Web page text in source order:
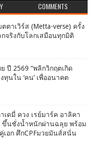
COMMENTS
ตตาเวิร์ส (Metta-verse) ครั้ง
จริงกับโลกเสมือนทุกมิติ
ปี 2569 “พลิกวิกฤตเกิด
นใน ‘คน’ เพื่ออนาคต
ดมี่ ควง เรย์มาร์ค อาลิคา
นชั่งน้ำหนักผ่านฉลุย พร้อม
เอก ศึกCPFมวยมันส์สนั่น